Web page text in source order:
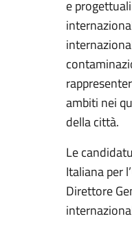
e
ambiti nei
della città.
Le
Italiana per
Direttore